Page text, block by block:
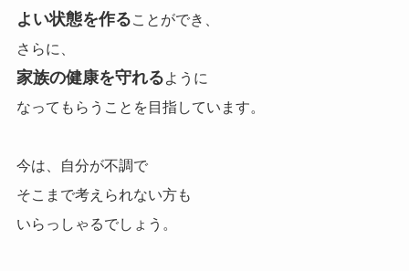
よい状態を作ることができ、
さらに、
家族の健康を守れるように
なってもらうことを目指しています。
今は、自分が不調で
そこまで考えられない方も
いらっしゃるでしょう。